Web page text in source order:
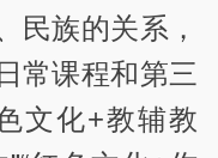
民族的关系，
常课程和第三
文化+教辅教